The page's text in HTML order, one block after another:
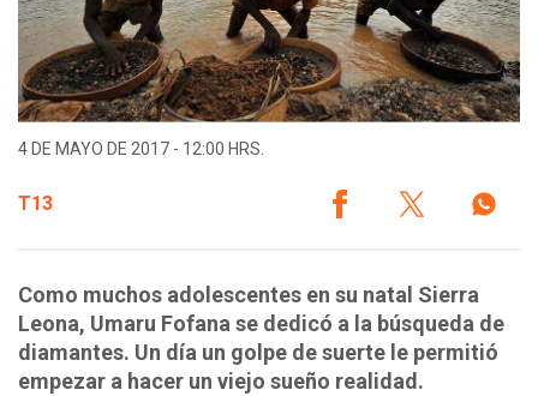
4 DE MAYO DE 2017 - 12:00 HRS.
T13
Como muchos adolescentes en su natal Sierra
Leona, Umaru Fofana se dedicó a la búsqueda de
diamantes. Un día un golpe de suerte le permitió
empezar a hacer un viejo sueño realidad.